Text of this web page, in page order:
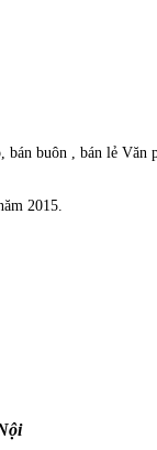
bán buôn , bán lẻ
2015.